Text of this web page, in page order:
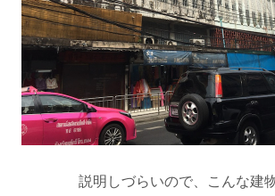
説明しづらいので、こんな建